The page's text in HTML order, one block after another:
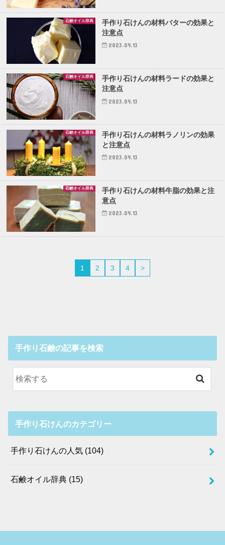
石鹸オイル辞典
手作り石けんの材料バターの効果と
注意点
2023.09.13
石鹸オイル辞典
手作り石けんの材料ラードの効果と
注意点
2023.09.13
石鹸オイル辞典
手作り石けんの材料ラノリンの効果
と注意点
2023.09.13
石鹸オイル辞典
手作り石けんの材料牛脂の効果と注
意点
2023.09.13
1 2 3 4 >
手作り石鹸の記事を検索
手作り石けんのカテゴリー
手作り石けんの人気 (104)
石鹸オイル辞典 (15)